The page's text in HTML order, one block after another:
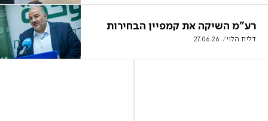
רע"מ השיקה את קמפיין הבחירות
דלית הלוי 27.06.26